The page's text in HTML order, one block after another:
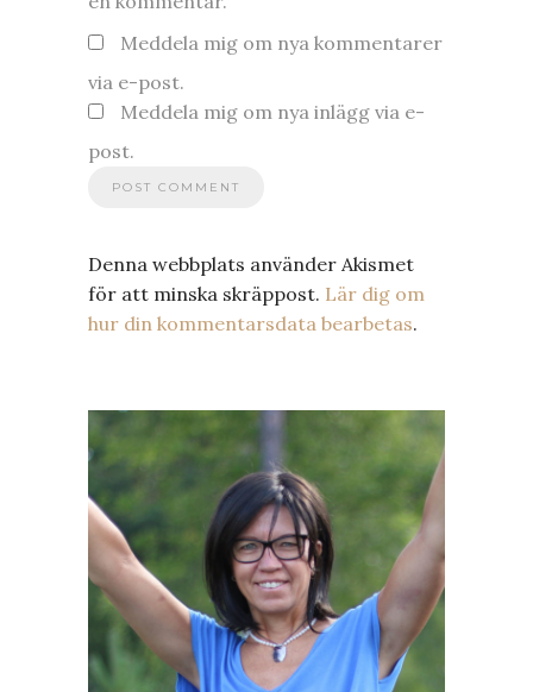
Meddela mig om nya kommentarer
via e-post.
Meddela mig om nya inlägg via e-
post.
Denna webbplats använder Akismet
för att minska skräppost. Lär dig om
hur din kommentarsdata bearbetas.